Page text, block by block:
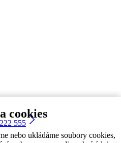
cookies
nebo ukládáme soubory cookies,
555